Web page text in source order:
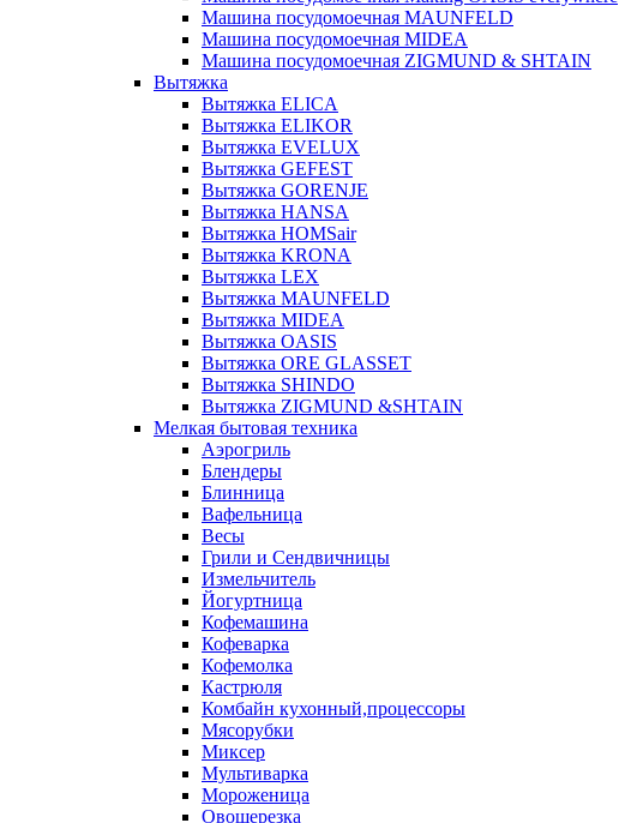
Машина посудомоечная MAUNFELD
Машина посудомоечная MIDEA
Машина посудомоечная ZIGMUND & SHTAIN
Вытяжка
Вытяжка ELICA
Вытяжка ELIKOR
Вытяжка EVELUX
Вытяжка GEFEST
Вытяжка GORENJE
Вытяжка HANSA
Вытяжка HOMSair
Вытяжка KRONA
Вытяжка LEX
Вытяжка MAUNFELD
Вытяжка MIDEA
Вытяжка OASIS
Вытяжка ORE GLASSET
Вытяжка SHINDO
Вытяжка ZIGMUND &SHTAIN
Мелкая бытовая техника
Аэрогриль
Блендеры
Блинница
Вафельница
Весы
Грили и Сендвичницы
Измельчитель
Йогуртница
Кофемашина
Кофеварка
Кофемолка
Кастрюля
Комбайн кухонный,процессоры
Мясорубки
Миксер
Мультиварка
Мороженица
Овощерезка